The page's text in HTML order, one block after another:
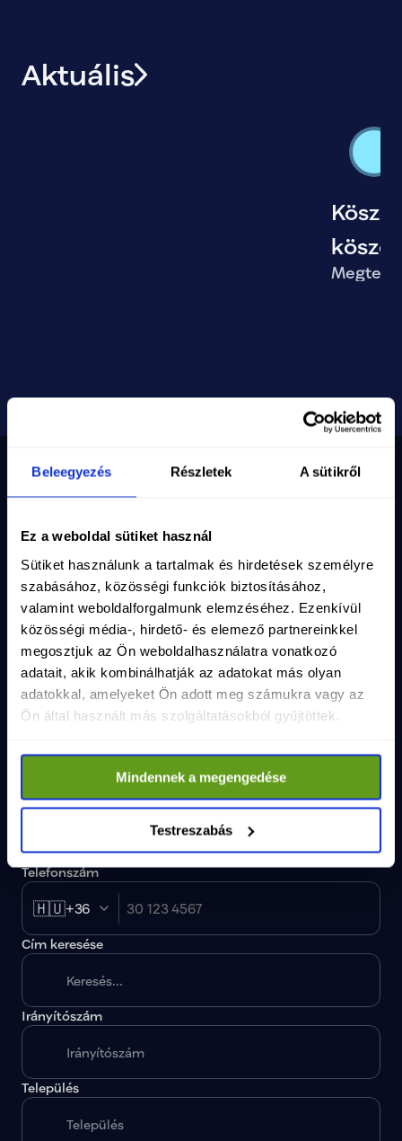
Beleegyezés Részletek A sütikről
Ez a weboldal sütiket használ
Sütiket használunk a tartalmak és hirdetések személyre
szabásához, közösségi funkciók biztosításához,
valamint weboldalforgalmunk elemzéséhez. Ezenkívül
közösségi média-, hirdető- és elemező partnereinkkel
megosztjuk az Ön weboldalhasználatra vonatkozó
adatait, akik kombinálhatják az adatokat más olyan
adatokkal, amelyeket Ön adott meg számukra vagy az
Ön által használt más szolgáltatásokból gyűjtöttek.
Mindennek a megengedése
Testreszabás
Aktuális
Adószám19286639-2-10
Csatlakozz a TISZA Közösséghez!
Maradjunk kapcsolatban, iratkozz fel a hírlevelünkre!
Vezetéknév*
E-mail cím*
Telefonszám
🇭🇺+36
Cím keresése
Irányítószám
Település